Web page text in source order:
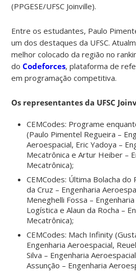
(PPGESE/UFSC Joinville).
Entre os estudantes, Paulo
um dos destaques da UFSC.
melhor colocado da região no
doCodeforces, plataforma de
em programação competitiva.
Os representantes da UFSC
CEMCodes: Programe
(Paulo Pimentel Regueira –
Aeroespacial, Eric Yadoya –
Mecatrônica e Artur Heiber –
Mecatrônica);
CEMCodes: Última Bolacha do
da Cruz – Engenharia
Meneghelli Fossa –
Logística e Alaun da Rocha –
Mecatrônica);
CEMCodes: Mach Infinity
Engenharia Aeroespacial,
Silva – Engenharia
Assunção – Engenharia